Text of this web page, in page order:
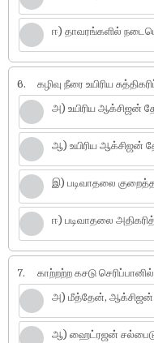
ஈ) தாவரங்களில்
6.
கழிவு நீரை உயிரிய
அ) உயிரிய ஆக்சிஜன்
ஆ) உயிரிய ஆக்சிஜன்
இ) படிவாதலை
ஈ) படிவாதலை
7.
காற்றற்ற கசடு
அ) மீத்தேன், ஆக்சிஜன்
ஆ) ஹைட்ரஜன்